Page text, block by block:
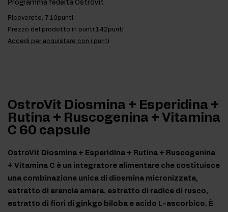
Programma fedeltà OstroVit
Riceverete: 7.10punti
Prezzo del prodotto in punti:142punti
Accedi per acquistare con i punti
OstroVit Diosmina + Esperidina +
Rutina + Ruscogenina + Vitamina
C 60 capsule
OstroVit Diosmina + Esperidina + Rutina + Ruscogenina
+ Vitamina C è un integratore alimentare che costituisce
una combinazione unica di diosmina micronizzata,
estratto di arancia amara, estratto di radice di rusco,
estratto di fiori di ginkgo biloba e acido L-ascorbico. È